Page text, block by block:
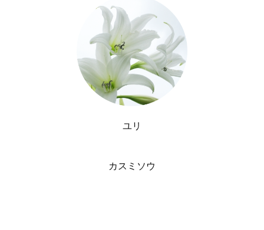
ユリ
カスミソウ